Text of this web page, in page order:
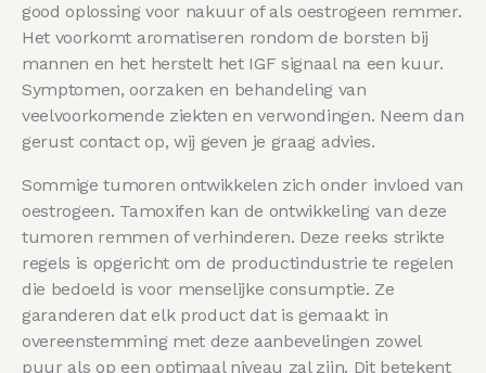
good oplossing voor nakuur of als oestrogeen remmer.
Het voorkomt aromatiseren rondom de borsten bij
mannen en het herstelt het IGF signaal na een kuur.
Symptomen, oorzaken en behandeling van
veelvoorkomende ziekten en verwondingen. Neem dan
gerust contact op, wij geven je graag advies.
Sommige tumoren ontwikkelen zich onder invloed van
oestrogeen. Tamoxifen kan de ontwikkeling van deze
tumoren remmen of verhinderen. Deze reeks strikte
regels is opgericht om de productindustrie te regelen
die bedoeld is voor menselijke consumptie. Ze
garanderen dat elk product dat is gemaakt in
overeenstemming met deze aanbevelingen zowel
puur als op een optimaal niveau zal zijn. Dit betekent